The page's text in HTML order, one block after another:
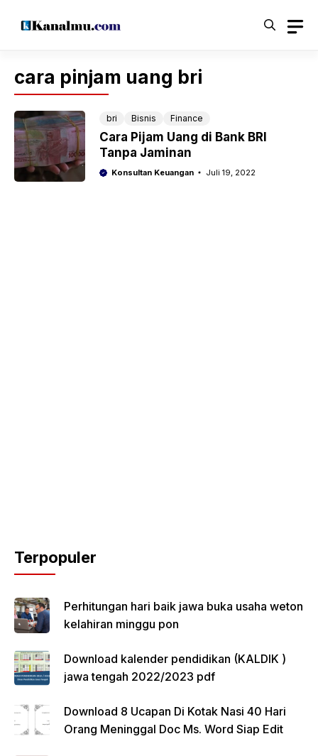
cara pinjam uang bri
bri Bisnis Finance
Cara Pijam Uang di Bank BRI
Tanpa Jaminan
Konsultan Keuangan Juli 19, 2022
Terpopuler
Perhitungan hari baik jawa buka usaha weton
kelahiran minggu pon
Download kalender pendidikan (KALDIK )
jawa tengah 2022/2023 pdf
Download 8 Ucapan Di Kotak Nasi 40 Hari
Orang Meninggal Doc Ms. Word Siap Edit